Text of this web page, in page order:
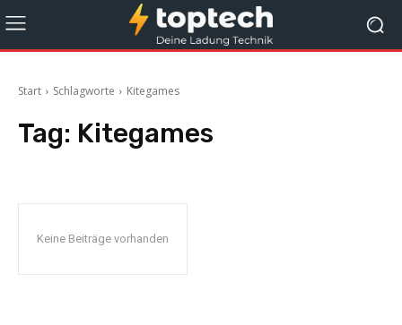
Start Schlagworte Kitegames
Tag: Kitegames
Keine Beiträge vorhanden